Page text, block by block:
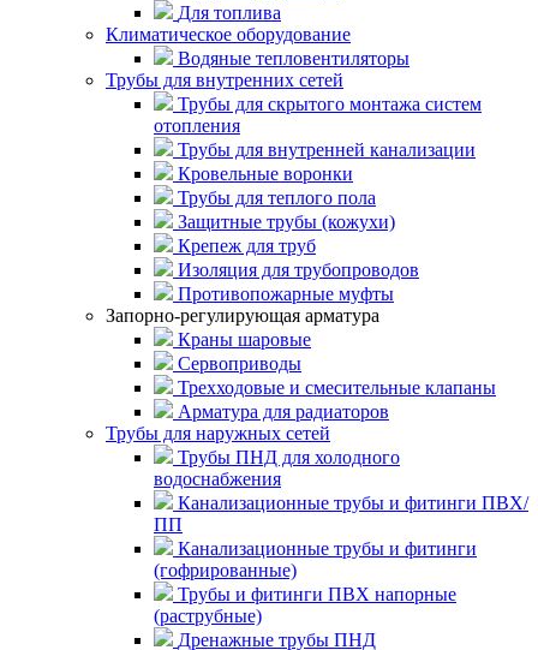
Для топлива
Климатическое оборудование
Водяные тепловентиляторы
Трубы для внутренних сетей
Трубы для скрытого монтажа систем
отопления
Трубы для внутренней канализации
Кровельные воронки
Трубы для теплого пола
Защитные трубы (кожухи)
Крепеж для труб
Изоляция для трубопроводов
Противопожарные муфты
Запорно-регулирующая арматура
Краны шаровые
Сервоприводы
Трехходовые и смесительные клапаны
Арматура для радиаторов
Трубы для наружных сетей
Трубы ПНД для холодного
водоснабжения
Канализационные трубы и фитинги ПВХ/
ПП
Канализационные трубы и фитинги
(гофрированные)
Трубы и фитинги ПВХ напорные
(раструбные)
Дренажные трубы ПНД